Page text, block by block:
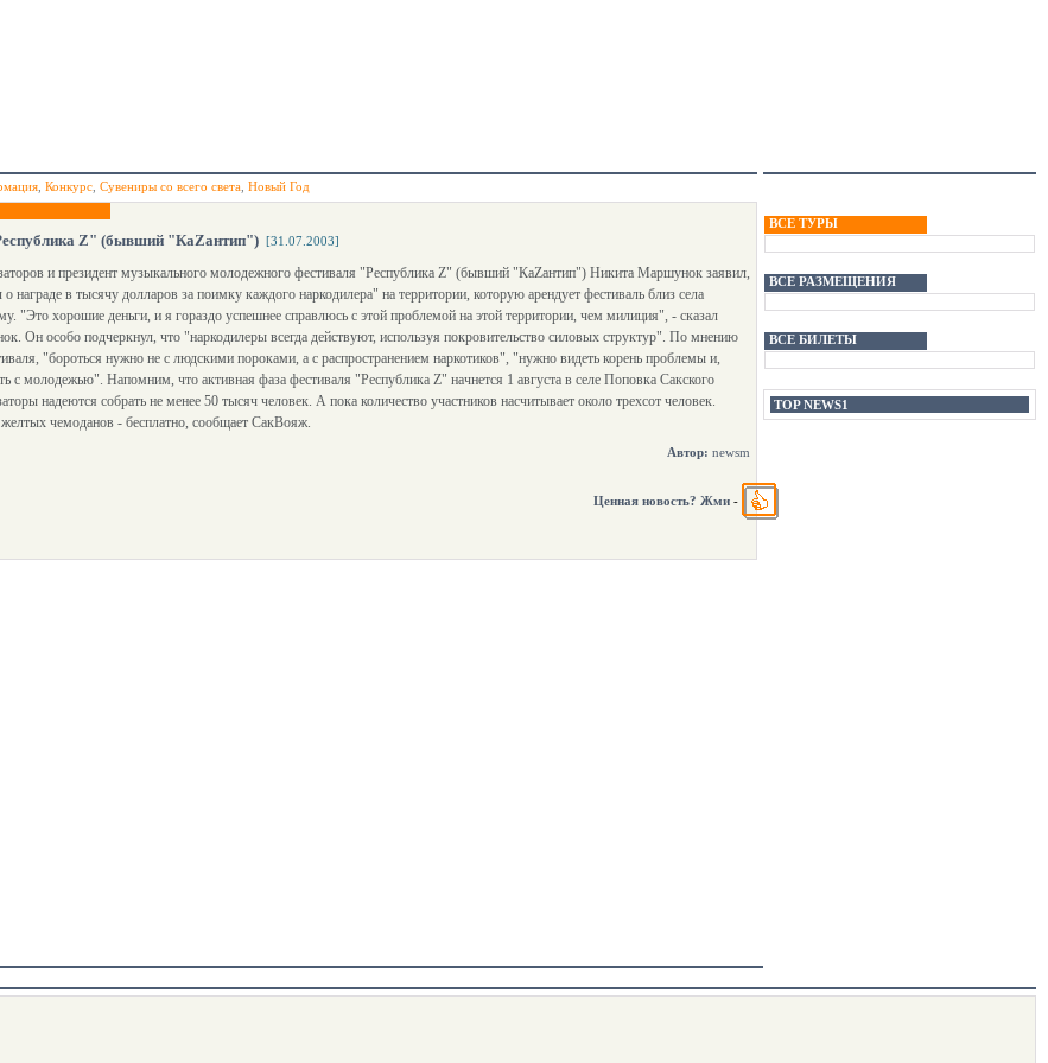
Конкурс Сувениры со всего света Новый Год
Z" (бывший "КаZантип") [31.07.2003]
и президент музыкального молодежного фестиваля "Республика Z" (бывший "КаZантип") Никита Маршунок заявил,
награде в тысячу долларов за поимку каждого наркодилера" на территории, которую арендует фестиваль близ села
"Это хорошие деньги, и я гораздо успешнее справлюсь с этой проблемой на этой территории, чем милиция", - сказал
Он особо подчеркнул, что "наркодилеры всегда действуют, используя покровительство силовых структур". По мнению
"бороться нужно не с людскими пороками, а с распространением наркотиков", "нужно видеть корень проблемы и,
с молодежью". Напомним, что активная фаза фестиваля "Республика Z" начнется 1 августа в селе Поповка Сакского
надеются собрать не менее 50 тысяч человек. А пока количество участников насчитывает около трехсот человек.
чемоданов - бесплатно, сообщает СакВояж.
Автор: newsm
Ценная новость? Жми -
ВСЕ ТУРЫ
ВСЕ РАЗМЕЩЕНИЯ
ВСЕ БИЛЕТЫ
TOP NEWS1